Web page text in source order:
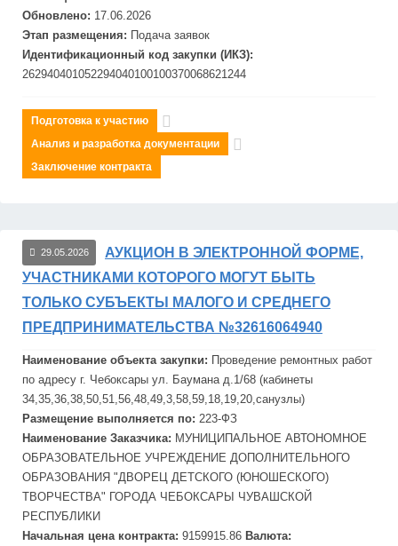
Обновлено: 17.06.2026
Этап размещения: Подача заявок
Идентификационный код закупки (ИКЗ):
262940401052294040100100370068621244
Подготовка к участию
Анализ и разработка документации
Заключение контракта
29.05.2026
АУКЦИОН В ЭЛЕКТРОННОЙ ФОРМЕ,
УЧАСТНИКАМИ КОТОРОГО МОГУТ БЫТЬ
ТОЛЬКО СУБЪЕКТЫ МАЛОГО И СРЕДНЕГО
ПРЕДПРИНИМАТЕЛЬСТВА №32616064940
Наименование объекта закупки: Проведение ремонтных работ
по адресу г. Чебоксары ул. Баумана д.1/68 (кабинеты
34,35,36,38,50,51,56,48,49,3,58,59,18,19,20,санузлы)
Размещение выполняется по: 223-ФЗ
Наименование Заказчика: МУНИЦИПАЛЬНОЕ АВТОНОМНОЕ
ОБРАЗОВАТЕЛЬНОЕ УЧРЕЖДЕНИЕ ДОПОЛНИТЕЛЬНОГО
ОБРАЗОВАНИЯ "ДВОРЕЦ ДЕТСКОГО (ЮНОШЕСКОГО)
ТВОРЧЕСТВА" ГОРОДА ЧЕБОКСАРЫ ЧУВАШСКОЙ
РЕСПУБЛИКИ
Начальная цена контракта: 9159915.86 Валюта: